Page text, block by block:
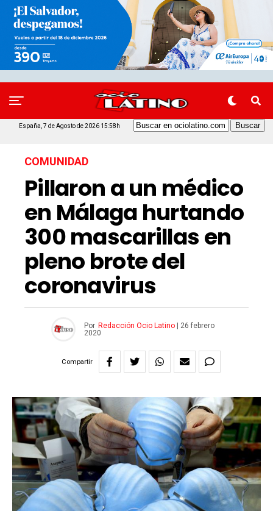
España, 7 de Agosto de 2026 15:58h
COMUNIDAD
Pillaron a un médico
en Málaga hurtando
300 mascarillas en
pleno brote del
coronavirus
Por Redacción Ocio Latino|
26 febrero
2020
Compartir